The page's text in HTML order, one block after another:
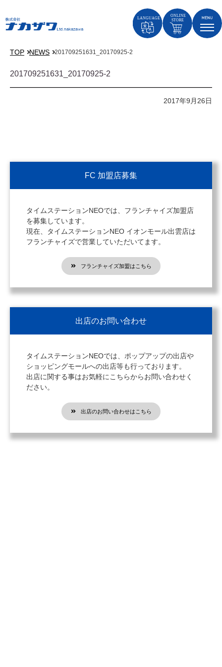
TOP NEWS 201709251631_20170925-2
201709251631_20170925-2
2017年9月26日
FC 加盟店募集
タイムステーションNEOでは、フランチャイズ加盟店
を募集しています。
現在、タイムステーションNEO イオンモール出雲店は
フランチャイズで営業していただいてます。
フランチャイズ加盟はこちら
出店のお問い合わせ
タイムステーションNEOでは、ポップアップの出店や
ショッピングモールへの出店等も行っております。
出店に関する事はお気軽にこちらからお問い合わせく
ださい。
出店のお問い合わせはこちら